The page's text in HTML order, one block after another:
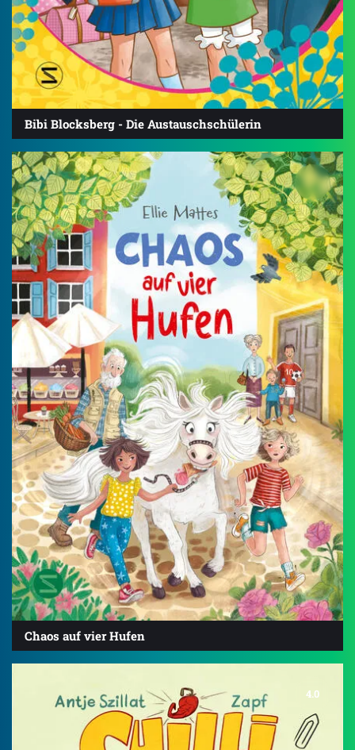
Bibi Blocksberg - Die Austauschschülerin
Chaos auf vier Hufen
4.0